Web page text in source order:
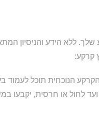
שלך. ללא הידע והניסיון
קרקע:
הנוכחית תוכל לעמוד
לחול או חרסית, יקבעו